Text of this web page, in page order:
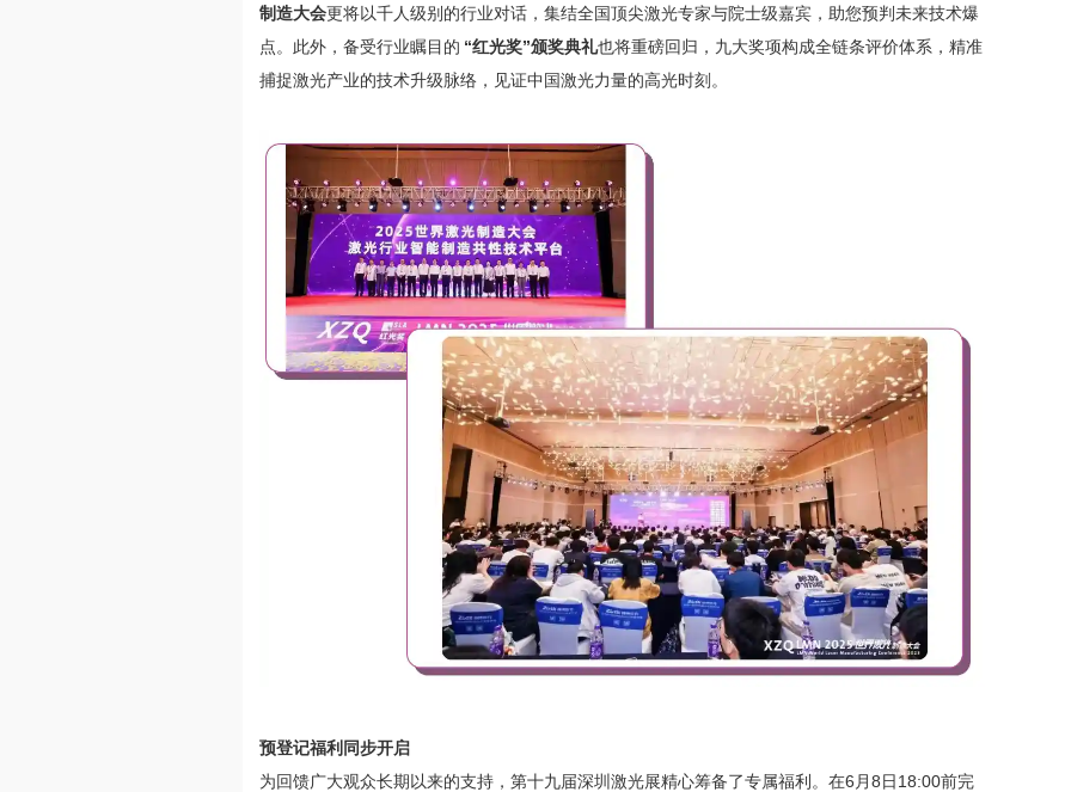
制造大会更将以千人级别的行业对话，集结全国顶尖激光专家与院士级嘉宾，助您预判未来技术爆
点。此外，备受行业瞩目的 “红光奖”颁奖典礼也将重磅回归，九大奖项构成全链条评价体系，精准
捕捉激光产业的技术升级脉络，见证中国激光力量的高光时刻。
预登记福利同步开启
为回馈广大观众长期以来的支持，第十九届深圳激光展精心筹备了专属福利。在6月8日18:00前完
取消